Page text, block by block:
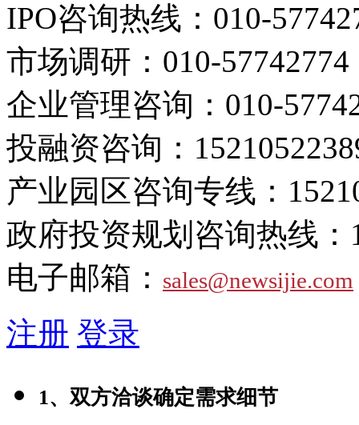
IPO咨询热线： 010-
市场调研： 010-57742774
企业管理咨询： 010-
投融资咨询：
产业园区咨询专线：
政府投资规划咨询热线：
电子邮箱： sales@newsijie.com
注册 登录
1、双方洽谈确定需求细节